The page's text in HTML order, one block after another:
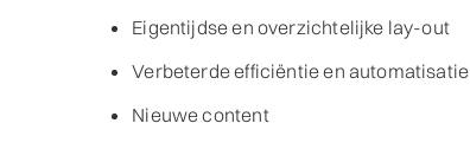
Eigentijdse en overzichtelijke lay-out
Verbeterde efficiëntie en automatisatie
Nieuwe content